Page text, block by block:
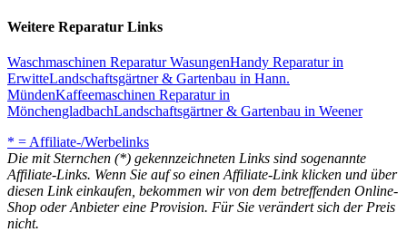
Weitere Reparatur Links
Waschmaschinen Reparatur WasungenHandy Reparatur in
ErwitteLandschaftsgärtner & Gartenbau in Hann.
MündenKaffeemaschinen Reparatur in
MönchengladbachLandschaftsgärtner & Gartenbau in Weener
* = Affiliate-/Werbelinks
Die mit Sternchen (*) gekennzeichneten Links sind sogenannte
Affiliate-Links. Wenn Sie auf so einen Affiliate-Link klicken und über
diesen Link einkaufen, bekommen wir von dem betreffenden Online-
Shop oder Anbieter eine Provision. Für Sie verändert sich der Preis
nicht.